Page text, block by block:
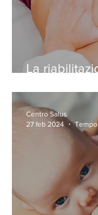
La
Centro Salus
27 feb 2024